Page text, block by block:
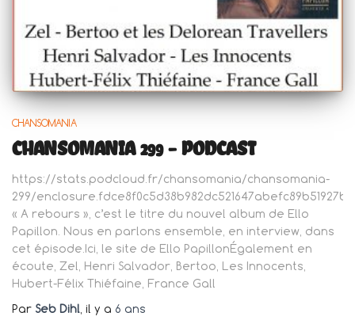
CHANSOMANIA
CHANSOMANIA 299 – PODCAST
https://stats.podcloud.fr/chansomania/chansomania-
299/
« A rebours », c’est le titre du nouvel album de Ello
Papillon. Nous en parlons ensemble, en interview, dans
cet épisode.Ici, le site de Ello PapillonÉgalement en
écoute, Zel, Henri Salvador, Bertoo, Les Innocents,
Hubert-Félix Thiéfaine, France Gall
Par Seb Dihl , il y a 6 ans